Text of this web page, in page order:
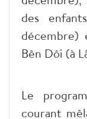
des
Bên Dôi (à
Le
courant